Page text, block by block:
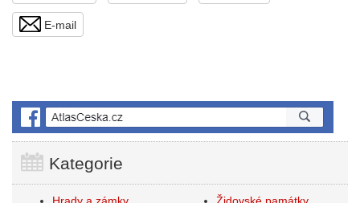
E-mail
Kategorie